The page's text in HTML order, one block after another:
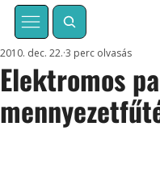
Elektromos
2010. dec. 22. 3 perc olvasás